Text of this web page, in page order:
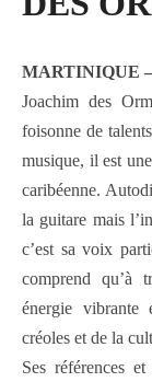
MARTINIQUE
Joachim des
foisonne de
musique, il est
caribéenne.
la guitare mais
c’est sa voix
comprend qu’à
énergie vibrante
créoles et de la
Ses références